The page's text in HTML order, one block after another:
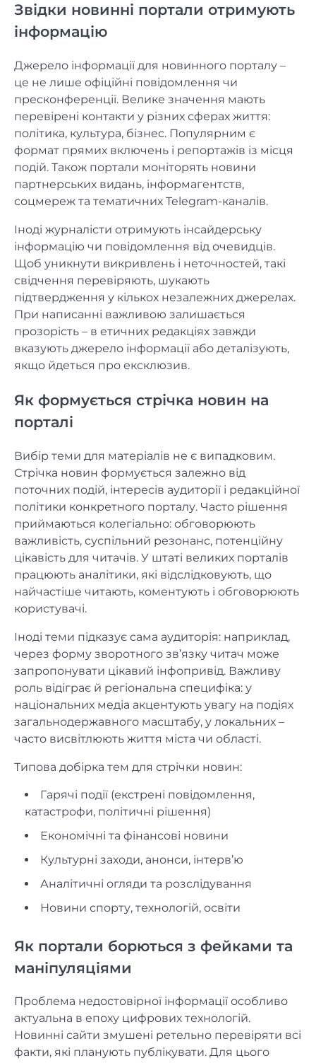
Звідки новинні портали отримують
інформацію
Джерело інформації для новинного порталу –
це не лише офіційні повідомлення чи
пресконференції. Велике значення мають
перевірені контакти у різних сферах життя:
політика, культура, бізнес. Популярним є
формат прямих включень і репортажів із місця
подій. Також портали моніторять новини
партнерських видань, інформагентств,
соцмереж та тематичних Telegram-каналів.
Іноді журналісти отримують інсайдерську
інформацію чи повідомлення від очевидців.
Щоб уникнути викривлень і неточностей, такі
свідчення перевіряють, шукають
підтвердження у кількох незалежних джерелах.
При написанні важливою залишається
прозорість – в етичних редакціях завжди
вказують джерело інформації або деталізують,
якщо йдеться про ексклюзив.
Як формується стрічка новин на
порталі
Вибір теми для матеріалів не є випадковим.
Стрічка новин формується залежно від
поточних подій, інтересів аудиторії і редакційної
політики конкретного порталу. Часто рішення
приймаються колегіально: обговорюють
важливість, суспільний резонанс, потенційну
цікавість для читачів. У штаті великих порталів
працюють аналітики, які відслідковують, що
найчастіше читають, коментують і обговорюють
користувачі.
Іноді теми підказує сама аудиторія: наприклад,
через форму зворотного зв’язку читач може
запропонувати цікавий інфопривід. Важливу
роль відіграє й регіональна специфіка: у
національних медіа акцентують увагу на подіях
загальнодержавного масштабу, у локальних –
часто висвітлюють життя міста чи області.
Типова добірка тем для стрічки новин:
Гарячі події (екстрені повідомлення,
катастрофи, політичні рішення)
Економічні та фінансові новини
Культурні заходи, анонси, інтерв’ю
Аналітичні огляди та розслідування
Новини спорту, технологій, освіти
Як портали борються з фейками та
маніпуляціями
Проблема недостовірної інформації особливо
актуальна в епоху цифрових технологій.
Новинні сайти змушені ретельно перевіряти всі
факти, які планують публікувати. Для цього